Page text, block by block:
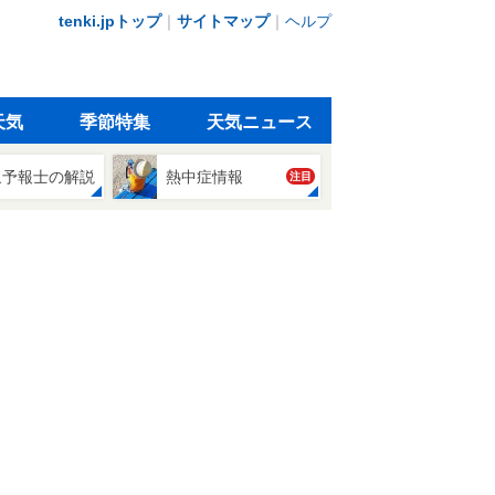
tenki.jpトップ｜ サイトマップ｜ ヘルプ
気 季節特集 天気ニュース
報士の解説 熱中症情報 注目